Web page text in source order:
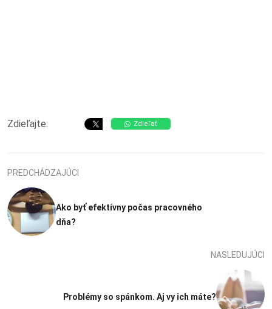
Zdieľajte: Zdieľať
PREDCHÁDZAJÚCI
Ako byť efektívny počas pracovného
dňa?
NASLEDUJÚCI
Problémy so spánkom. Aj vy ich máte?